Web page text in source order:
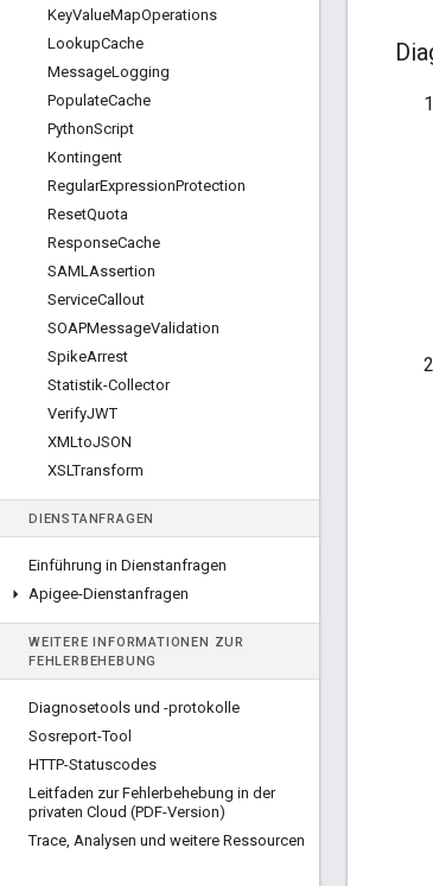
KeyValueMapOperations
LookupCache
MessageLogging
PopulateCache
PythonScript
Kontingent
RegularExpressionProtection
ResetQuota
ResponseCache
SAMLAssertion
ServiceCallout
SOAPMessageValidation
SpikeArrest
Statistik-Collector
VerifyJWT
XMLtoJSON
XSLTransform
DIENSTANFRAGEN
Einführung in Dienstanfragen
Apigee-Dienstanfragen
WEITERE INFORMATIONEN ZUR
FEHLERBEHEBUNG
Diagnosetools und -protokolle
Sosreport-Tool
HTTP-Statuscodes
Leitfaden zur Fehlerbehebung in der
privaten Cloud (PDF-Version)
Trace, Analysen und weitere Ressourcen